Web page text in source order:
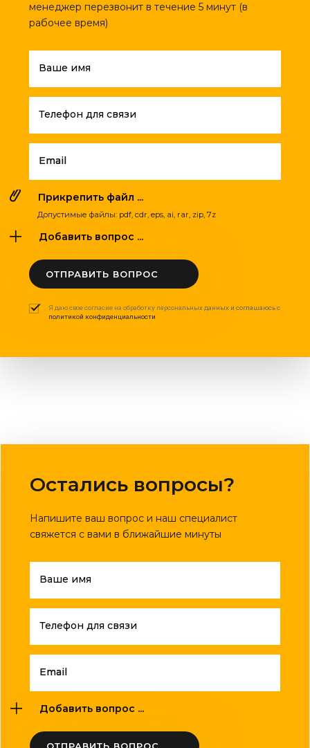
менеджер перезвонит в течение 5 минут (в
рабочее время)
Ваше имя
Телефон для связи
Email
Прикрепить файл ...
Допустимые файлы: pdf, cdr, eps, ai, rar, zip, 7z
Добавить вопрос ...
ОТПРАВИТЬ ВОПРОС
Я даю свое согласие на обработку персональных данных и соглашаюсь с
политикой конфиденциальности
Остались вопросы?
Напишите ваш вопрос и наш специалист
свяжется с вами в ближайшие минуты
Ваше имя
Телефон для связи
Email
Добавить вопрос ...
ОТПРАВИТЬ ВОПРОС